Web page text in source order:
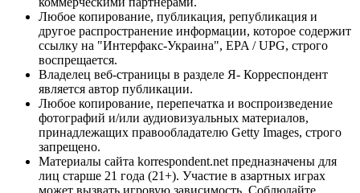
Любое копирование, публикация, републикация и
другое распространение информации, которое содержит
ссылку на "Интерфакс-Украина", EPA / UPG, строго
воспрещается.
Владелец веб-страницы в разделе Я- Корреспондент
является автор публикации.
Любое копирование, перепечатка и воспроизведение
фотографий и/или аудиовизуальных материалов,
принадлежащих правообладателю Getty Images, строго
запрещено.
Материалы сайта korrespondent.net предназначены для
лиц старше 21 года (21+). Участие в азартных играх
может вызвать игровую зависимость. Соблюдайте